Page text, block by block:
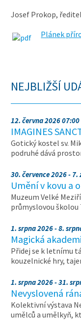
Josef Prokop,
Plánek
NEJBLIŽŠÍ
12. června 2026
IMAGINES
Gotický kostel sv.
podruhé dává
30. července 2026 -
Umění v kovu a
Muzeum Velké
průmyslovou
1. srpna 2026 - 8.
Magická
Přidej se k letnímu
kouzelnické hry,
1. srpna 2026 - 31.
Nevyslovená
Kolektivní výstava
umělců a umělkyň,